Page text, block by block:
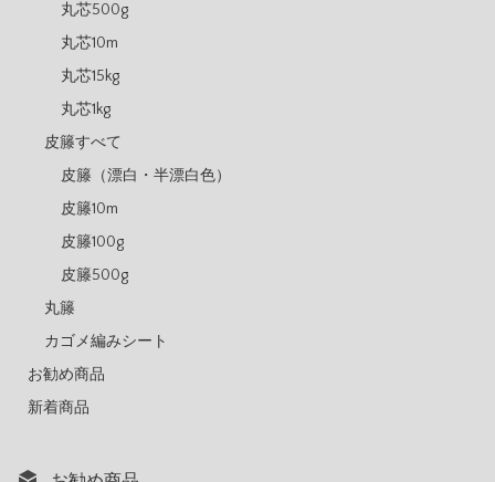
丸芯500g
丸芯10m
丸芯15kg
丸芯1kg
皮籐すべて
皮籐（漂白・半漂白色）
皮籐10m
皮籐100g
皮籐500g
丸籐
カゴメ編みシート
お勧め商品
新着商品